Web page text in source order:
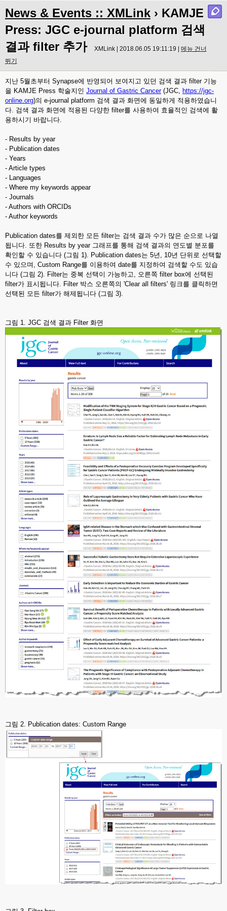
News & Events :: XMLink › KAMJE
Press: JGC e-journal platform 검색
결과 filter 추가
XMLink | 2018.06.05 19:11:19 | 메뉴 건너
뛰기
지난 5월초부터 Synapse에 반영되어 보여지고 있던 검색 결과 filter 기능
을 KAMJE Press 학술지인 Journal of Gastric Cancer(JGC, https://jgc-
online.org)의 e-journal platform 검색 결과 화면에 동일하게 적용하였습니
다. 검색 결과 화면에 적용된 다양한 filter를 사용하여 효율적인 검색에 활
용하시기 바랍니다.
- Results by year
- Publication dates
- Years
- Article types
- Languages
- Where my keywords appear
- Journals
- Authors with ORCIDs
- Author keywords
Publication dates를 제외한 모든 filter는 검색 결과 수가 많은 순으로 나열
됩니다. 또한 Results by year 그래프를 통해 검색 결과의 연도별 분포를
확인할 수 있습니다 (그림 1). Publication dates는 5년, 10년 단위로 선택할
수 있으며, Custom Range를 이용하여 date를 지정하여 검색할 수도 있습
니다 (그림 2). Filter는 중복 선택이 가능하고, 오른쪽 filter box에 선택된
filter가 표시됩니다. Filter 박스 오른쪽의 'Clear all filters' 링크를 클릭하면
선택된 모든 filter가 해제됩니다 (그림 3).
그림 1. JGC 검색 결과 Filter 화면
그림 2. Publication dates: Custom Range